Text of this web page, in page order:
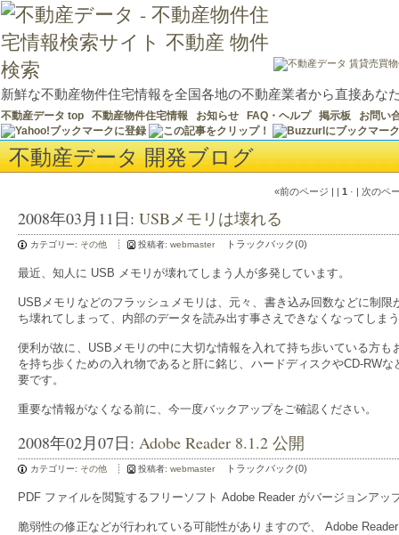
新鮮な不動産物件住宅情報を全国各地の不動産業者から直接あな
不動産データ top 不動産物件住宅情報 お知らせ FAQ・ヘルプ 掲示板 お問い
不動産データ 開発ブログ
«前のページ | |1 · | 次のペ
2008年03月11日: USBメモリは壊れる
カテゴリー: その他 投稿者: webmaster トラックバック(0)
最近、知人に USB メモリが壊れてしまう人が多発しています。
USBメモリなどのフラッシュメモリは、元々、書き込み回数などに制
ち壊れてしまって、内部のデータを読み出す事さえできなくなってしま
便利が故に、USBメモリの中に大切な情報を入れて持ち歩いている方
を持ち歩くための入れ物であると肝に銘じ、ハードディスクやCD-RW
要です。
重要な情報がなくなる前に、今一度バックアップをご確認ください。
2008年02月07日: Adobe Reader 8.1.2 公開
カテゴリー: その他 投稿者: webmaster トラックバック(0)
PDF ファイルを閲覧するフリーソフト Adobe Reader がバージョンアッ
脆弱性の修正などが行われている可能性がありますので、 Adobe